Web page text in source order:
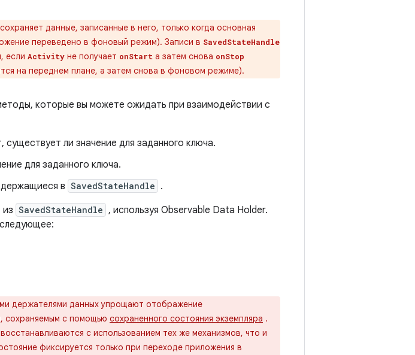
сохраняет данные, записанные в него, только когда основная
переведено в фоновый режим). Записи в SavedStateHandle
если Activity не получает onStart а затем снова onStop
на переднем плане, а затем снова в фоновом режиме).
которые вы можете ожидать при взаимодействии с
существует ли значение для заданного ключа.
для заданного ключа.
в SavedStateHandle .
из SavedStateHandle , используя Observable Data Holder.
держателями данных упрощают отображение
сохраняемым с помощью сохраненного состояния экземпляра .
с использованием тех же механизмов, что и
фиксируется только при переходе приложения в